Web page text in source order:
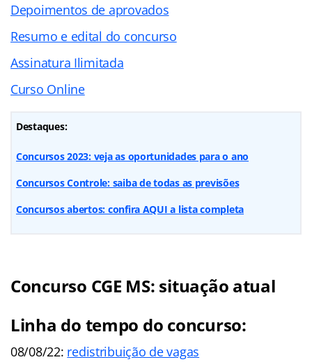
Depoimentos de aprovados
Resumo e edital do concurso
Assinatura Ilimitada
Curso Online
Destaques:
Concursos 2023: veja as oportunidades para o ano
Concursos Controle: saiba de todas as previsões
Concursos abertos: confira AQUI a lista completa
Concurso CGE MS: situação atual
Linha do tempo do concurso:
08/08/22: redistribuição de vagas